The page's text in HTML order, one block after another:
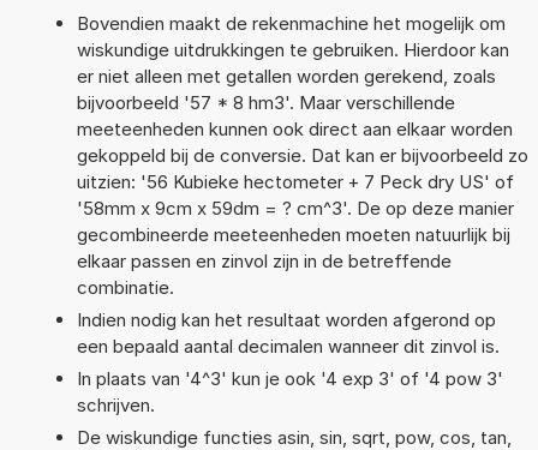
Bovendien maakt de rekenmachine het mogelijk om
wiskundige uitdrukkingen te gebruiken. Hierdoor kan
er niet alleen met getallen worden gerekend, zoals
bijvoorbeeld '57 * 8 hm3'. Maar verschillende
meeteenheden kunnen ook direct aan elkaar worden
gekoppeld bij de conversie. Dat kan er bijvoorbeeld zo
uitzien: '56 Kubieke hectometer + 7 Peck dry US' of
'58mm x 9cm x 59dm = ? cm^3'. De op deze manier
gecombineerde meeteenheden moeten natuurlijk bij
elkaar passen en zinvol zijn in de betreffende
combinatie.
Indien nodig kan het resultaat worden afgerond op
een bepaald aantal decimalen wanneer dit zinvol is.
In plaats van '4^3' kun je ook '4 exp 3' of '4 pow 3'
schrijven.
De wiskundige functies asin, sin, sqrt, pow, cos, tan,